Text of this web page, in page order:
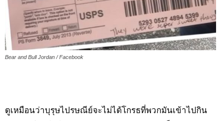
Bear and Bull Jordan / Facebook
ดูเหมือนว่าบุรุษไปรษณีย์จะไม่ได้โกรธที่พวกมันเข้าไปกิน